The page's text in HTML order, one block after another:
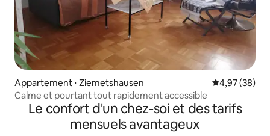
Appartement ⋅ Ziemetshausen Évaluation
4,97 (38)
Calme et pourtant tout rapidement accessible
Le confort d'un chez-soi et des tarifs
mensuels avantageux